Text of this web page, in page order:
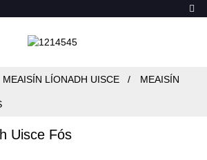
MEAISÍN LÍONADH UISCE MEAISÍN
Uisce Fós